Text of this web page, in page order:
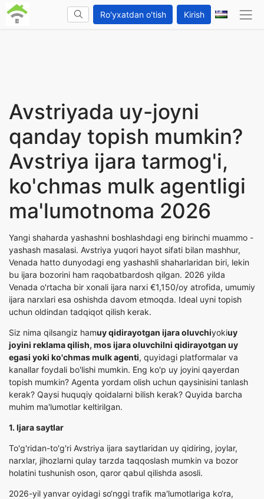
Ro'yxatdan o'tish Kirish
Avstriyada uy-joyni
qanday topish mumkin?
Avstriya ijara tarmog'i,
ko'chmas mulk agentligi
ma'lumotnoma 2026
Yangi shaharda yashashni boshlashdagi eng birinchi muammo -
yashash masalasi. Avstriya yuqori hayot sifati bilan mashhur,
Venada hatto dunyodagi eng yashashli shaharlaridan biri, lekin
bu ijara bozorini ham raqobatbardosh qilgan. 2026 yilda
Venada o'rtacha bir xonali ijara narxi €1,150/oy atrofida, umumiy
ijara narxlari esa oshishda davom etmoqda. Ideal uyni topish
uchun oldindan tadqiqot qilish kerak.
Siz nima qilsangiz hamuy qidirayotgan ijara oluvchiyokiuy
joyini reklama qilish, mos ijara oluvchilni qidirayotgan uy
egasi yoki ko'chmas mulk agenti, quyidagi platformalar va
kanallar foydali bo'lishi mumkin. Eng ko'p uy joyini qayerdan
topish mumkin? Agenta yordam olish uchun qaysinisini tanlash
kerak? Qaysi huquqiy qoidalarni bilish kerak? Quyida barcha
muhim ma'lumotlar keltirilgan.
1. Ijara saytlar
To'g'ridan-to'g'ri Avstriya ijara saytlaridan uy qidiring, joylar,
narxlar, jihozlarni qulay tarzda taqqoslash mumkin va bozor
holatini tushunish oson, qaror qabul qilishda asosli.
2026-yil yanvar oyidagi so‘nggi trafik ma'lumotlariga ko‘ra,